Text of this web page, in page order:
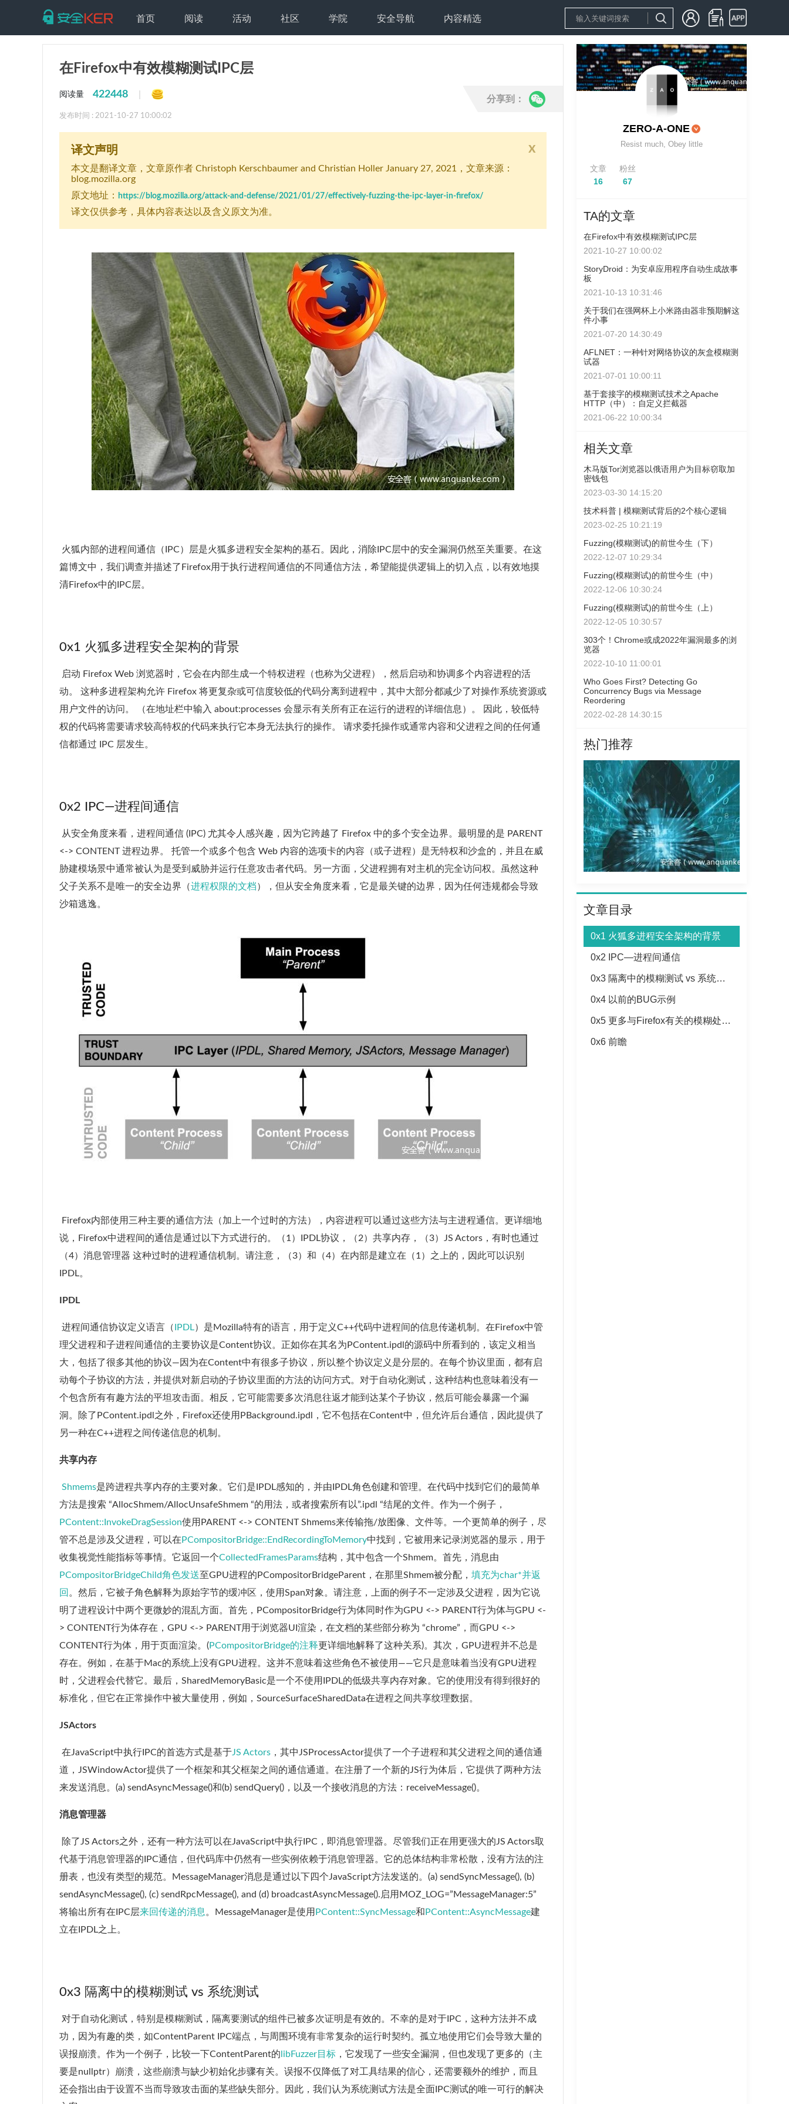
首页 阅读 活动 社区 学院 安全导航 内容精选
在Firefox中有效模糊测试IPC层
阅读量 422448
发布时间 : 2021-10-27 10:00:02
x
译文声明
本文是翻译文章 ，文章原作者 Christoph Kerschbaumer and Christian Holler January 27, 2021
，文章来源：
blog.mozilla.org
原文地址：
https://blog.mozilla.org/attack-and-defense/2021/01/27/effectively-fuzzing-the-ipc-layer-in-firefox/
译文仅供参考，具体内容表达以及含义原文为准。
​ 火狐内部的进程间通信（IPC）层是火狐多进程安全架构的基石。因此，消除IPC层中的安全漏洞仍然至关重要。在这
篇博文中，我们调查并描述了Firefox用于执行进程间通信的不同通信方法，希望能提供逻辑上的切入点，以有效地摸
清Firefox中的IPC层。
0x1 火狐多进程安全架构的背景
​ 启动 Firefox Web 浏览器时，它会在内部生成一个特权进程（也称为父进程），然后启动和协调多个内容进程的活
动。 这种多进程架构允许 Firefox 将更复杂或可信度较低的代码分离到进程中，其中大部分都减少了对操作系统资源或
用户文件的访问。 （在地址栏中输入 about:processes 会显示有关所有正在运行的进程的详细信息）。 因此，较低特
权的代码将需要请求较高特权的代码来执行它本身无法执行的操作。 请求委托操作或通常内容和父进程之间的任何通
信都通过 IPC 层发生。
0x2 IPC—进程间通信
​ 从安全角度来看，进程间通信 (IPC) 尤其令人感兴趣，因为它跨越了 Firefox 中的多个安全边界。最明显的是 PARENT
<-> CONTENT 进程边界。 托管一个或多个包含 Web 内容的选项卡的内容（或子进程）是无特权和沙盒的，并且在威
胁建模场景中通常被认为是受到威胁并运行任意攻击者代码。另一方面，父进程拥有对主机的完全访问权。虽然这种
父子关系不是唯一的安全边界（进程权限的文档），但从安全角度来看，它是最关键的边界，因为任何违规都会导致
沙箱逃逸。
​ Firefox内部使用三种主要的通信方法（加上一个过时的方法），内容进程可以通过这些方法与主进程通信。更详细地
说，Firefox中进程间的通信是通过以下方式进行的。（1）IPDL协议，（2）共享内存，（3）JS Actors，有时也通过
（4）消息管理器 这种过时的进程通信机制。请注意，（3）和（4）在内部是建立在（1）之上的，因此可以识别
IPDL。
IPDL
​ 进程间通信协议定义语言（ IPDL）是Mozilla特有的语言，用于定义C++代码中进程间的信息传递机制。在Firefox中管
理父进程和子进程间通信的主要协议是Content协议。正如你在其名为PContent.ipdl的源码中所看到的，该定义相当
大，包括了很多其他的协议—因为在Content中有很多子协议，所以整个协议定义是分层的。在每个协议里面，都有启
动每个子协议的方法，并提供对新启动的子协议里面的方法的访问方式。对于自动化测试，这种结构也意味着没有一
个包含所有有趣方法的平坦攻击面。相反，它可能需要多次消息往返才能到达某个子协议，然后可能会暴露一个漏
洞。除了PContent.ipdl之外，Firefox还使用PBackground.ipdl，它不包括在Content中，但允许后台通信，因此提供了
另一种在C++进程之间传递信息的机制。
共享内存
Shmems是跨进程共享内存的主要对象。它们是IPDL感知的，并由IPDL角色创建和管理。在代码中找到它们的最简单
方法是搜索 “AllocShmem/AllocUnsafeShmem “的用法，或者搜索所有以”.ipdl “结尾的文件。作为一个例子，
PContent::InvokeDragSession使用PARENT <-> CONTENT Shmems来传输拖/放图像、文件等。一个更简单的例子，尽
管不总是涉及父进程，可以在 PCompositorBridge::EndRecordingToMemory中找到，它被用来记录浏览器的显示，用于
收集视觉性能指标等事情。它返回一个CollectedFramesParams结构，其中包含一个Shmem。首先，消息由
PCompositorBridgeChild角色发送至GPU进程的PCompositorBridgeParent，在那里Shmem被分配， 填充为char*并返
回 。然后，它被子角色解释为原始字节的缓冲区，使用Span对象。请注意，上面的例子不一定涉及父进程，因为它说
明了进程设计中两个更微妙的混乱方面。首先，PCompositorBridge行为体同时作为GPU <-> PARENT行为体与GPU <-
> CONTENT行为体存在，GPU <-> PARENT用于浏览器UI渲染，在文档的某些部分称为 “chrome”，而GPU <->
CONTENT行为体，用于页面渲染。(PCompositorBridge的注释更详细地解释了这种关系)。其次，GPU进程并不总是
存在。例如，在基于Mac的系统上没有GPU进程。这并不意味着这些角色不被使用——它只是意味着当没有GPU进程
时，父进程会代替它。最后，SharedMemoryBasic是一个不使用IPDL的低级共享内存对象。它的使用没有得到很好的
标准化，但它在正常操作中被大量使用，例如，SourceSurfaceSharedData在进程之间共享纹理数据。
JSActors
​ 在JavaScript中执行IPC的首选方式是基于JS Actors ，其中JSProcessActor提供了一个子进程和其父进程之间的通信通
道，JSWindowActor提供了一个框架和其父框架之间的通信通道。在注册了一个新的JS行为体后，它提供了两种方法
来发送消息。(a) sendAsyncMessage()和(b) sendQuery()，以及一个接收消息的方法：receiveMessage()。
消息管理器
​ 除了JS Actors之外，还有一种方法可以在JavaScript中执行IPC，即消息管理器。尽管我们正在用更强大的JS Actors取
代基于消息管理器的IPC通信，但代码库中仍然有一些实例依赖于消息管理器。它的总体结构非常松散，没有方法的注
册表，也没有类型的规范。MessageManager消息是通过以下四个JavaScript方法发送的。(a) sendSyncMessage(), (b)
sendAsyncMessage(), (c) sendRpcMessage(), and (d) broadcastAsyncMessage().启用MOZ_LOG=”MessageManager:5”
将输出所有在IPC层来回传递的消息 。MessageManager是使用 PContent::SyncMessage和 PContent::AsyncMessage建
立在IPDL之上。
0x3 隔离中的模糊测试 vs 系统测试
​ 对于自动化测试，特别是模糊测试，隔离要测试的组件已被多次证明是有效的。不幸的是对于IPC，这种方法并不成
功，因为有趣的类，如ContentParent IPC端点，与周围环境有非常复杂的运行时契约。孤立地使用它们会导致大量的
误报崩溃。作为一个例子，比较一下ContentParent的 libFuzzer目标 ，它发现了一些安全漏洞，但也发现了更多的（主
要是nullptr）崩溃，这些崩溃与缺少初始化步骤有关。误报不仅降低了对工具结果的信心，还需要额外的维护，而且
还会指出由于设置不当而导致攻击面的某些缺失部分。因此，我们认为系统测试方法是全面IPC测试的唯一可行的解决
分享到：
ZERO-A-ONE
Resist much, Obey little
文章
16
粉丝
67
TA的文章
在Firefox中有效模糊测试IPC层
2021-10-27 10:00:02
StoryDroid：为安卓应用程序自动生成故事
板
2021-10-13 10:31:46
关于我们在强网杯上小米路由器非预期解这
件小事
2021-07-20 14:30:49
AFLNET：一种针对网络协议的灰盒模糊测
试器
2021-07-01 10:00:11
基于套接字的模糊测试技术之Apache
HTTP（中）：自定义拦截器
2021-06-22 10:00:34
相关文章
木马版Tor浏览器以俄语用户为目标窃取加
密钱包
2023-03-30 14:15:20
技术科普 | 模糊测试背后的2个核心逻辑
2023-02-25 10:21:19
Fuzzing(模糊测试)的前世今生（下）
2022-12-07 10:29:34
Fuzzing(模糊测试)的前世今生（中）
2022-12-06 10:30:24
Fuzzing(模糊测试)的前世今生（上）
2022-12-05 10:30:57
303个！Chrome或成2022年漏洞最多的浏
览器
2022-10-10 11:00:01
Who Goes First? Detecting Go
Concurrency Bugs via Message
Reordering
2022-02-28 14:30:15
热门推荐
文章目录
0x1 火狐多进程安全架构的背景
0x2 IPC—进程间通信
0x3 隔离中的模糊测试 vs 系统测试
0x4 以前的BUG示例
0x5 更多与Firefox有关的模糊处理资源
0x6 前瞻